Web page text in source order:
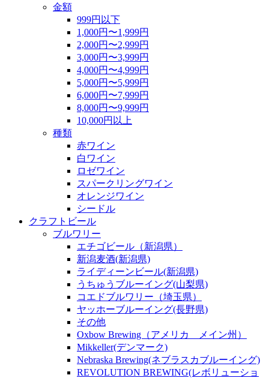
金額
999円以下
1,000円〜1,999円
2,000円〜2,999円
3,000円〜3,999円
4,000円〜4,999円
5,000円〜5,999円
6,000円〜7,999円
8,000円〜9,999円
10,000円以上
種類
赤ワイン
白ワイン
ロゼワイン
スパークリングワイン
オレンジワイン
シードル
クラフトビール
ブルワリー
エチゴビール（新潟県）
新潟麦酒(新潟県)
ライディーンビール(新潟県)
うちゅうブルーイング(山梨県)
コエドブルワリー（埼玉県）
ヤッホーブルーイング(長野県)
その他
Oxbow Brewing（アメリカ メイン州）
Mikkeller(デンマーク)
Nebraska Brewing(ネブラスカブルーイング)
REVOLUTION BREWING(レボリューショ